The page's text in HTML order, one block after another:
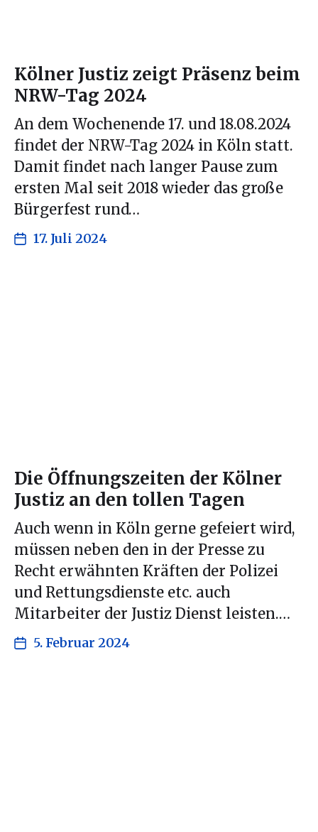
Kölner Justiz zeigt Präsenz beim
NRW-Tag 2024
An dem Wochenende 17. und 18.08.2024
findet der NRW-Tag 2024 in Köln statt.
Damit findet nach langer Pause zum
ersten Mal seit 2018 wieder das große
Bürgerfest rund…
17. Juli 2024
Die Öffnungszeiten der Kölner
Justiz an den tollen Tagen
Auch wenn in Köln gerne gefeiert wird,
müssen neben den in der Presse zu
Recht erwähnten Kräften der Polizei
und Rettungsdienste etc. auch
Mitarbeiter der Justiz Dienst leisten.…
5. Februar 2024